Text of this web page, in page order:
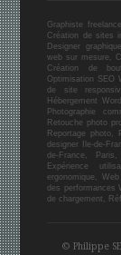
Graphiste
Création de sites
Designer
web sur mesure,
Création de
Optimisation SEO
de site
Hébergement
Photographie
Retouche photo
Reportage photo,
designer Ile-de-
de-France,
Expérience
ergonomique,
des performances
de chargement,
© Philippe